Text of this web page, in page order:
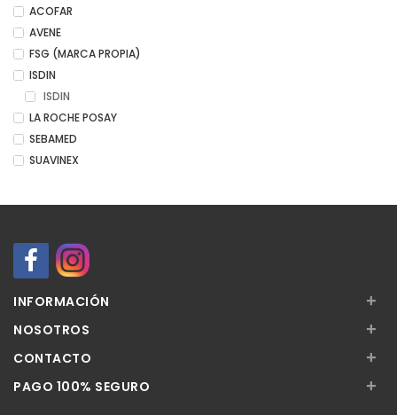
ACOFAR
AVENE
FSG (MARCA PROPIA)
ISDIN
ISDIN
LA ROCHE POSAY
SEBAMED
SUAVINEX
INFORMACIÓN +
NOSOTROS +
CONTACTO +
PAGO 100% SEGURO +